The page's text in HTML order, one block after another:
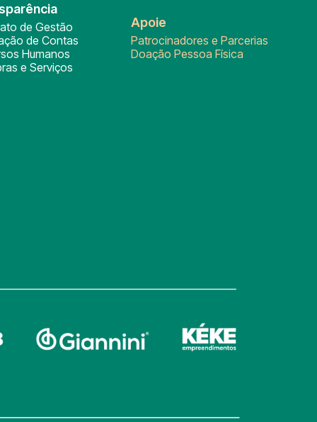
de Gestão
de Contas
Humanos
e Serviços
Apoie
Patrocinadores e Parcerias
Doação Pessoa Física